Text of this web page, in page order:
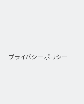
プライバシーポリシー